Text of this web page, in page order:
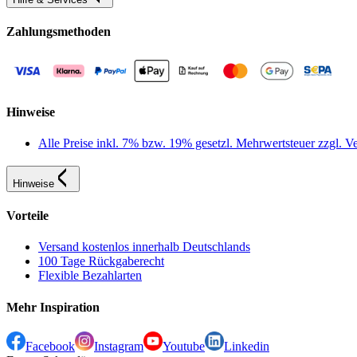
Zahlungsmethoden
Hinweise
Alle Preise inkl. 7% bzw. 19% gesetzl. Mehrwertsteuer zzgl.
Hinweise
Vorteile
Versand kostenlos innerhalb Deutschlands
100 Tage Rückgaberecht
Flexible Bezahlarten
Mehr Inspiration
Facebook Instagram Youtube
Linkedin